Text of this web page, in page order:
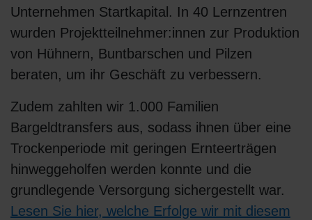
Unternehmen Startkapital. In 40 Lernzentren
wurden Projektteilnehmer:innen zur Produktion
von Hühnern, Buntbarschen und Pilzen
beraten, um ihr Geschäft zu verbessern.
Zudem zahlten wir 1.000 Familien
Bargeldtransfers aus, sodass ihnen über eine
Trockenperiode mit geringen Ernteerträgen
hinweggeholfen werden konnte und die
grundlegende Versorgung sichergestellt war.
Lesen Sie hier, welche Erfolge wir mit diesem